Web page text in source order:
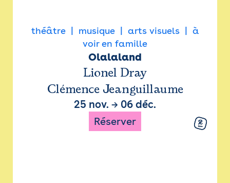
théâtre musique arts visuels
à
voir en famille
Olalaland
Lionel Dray
Clémence Jeanguillaume
25 nov. → 06 déc.
Réserver